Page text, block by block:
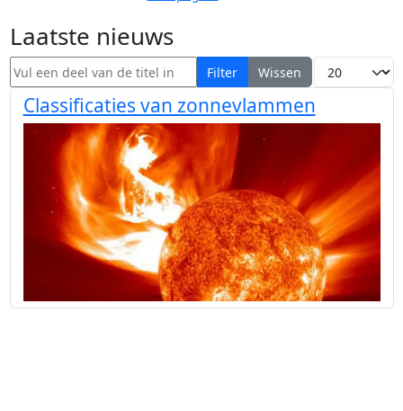
Laatste nieuws
Vul een deel van de titel in Filter Wissen Toon #
Classificaties van zonnevlammen